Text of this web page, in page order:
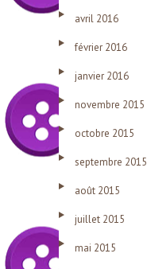
avril 2016
février 2016
janvier 2016
novembre 2015
octobre 2015
septembre 2015
août 2015
juillet 2015
mai 2015